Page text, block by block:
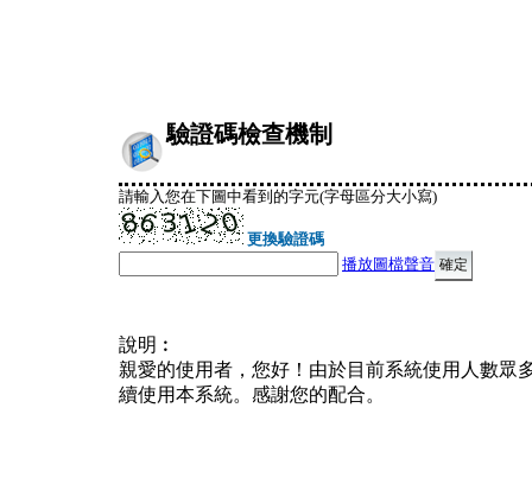
驗證碼檢查機制
請輸入您在下圖中看到的字元(字母區分大小寫)
更換驗證碼
播放圖檔聲音
說明︰
親愛的使用者，您好！由於目前系統使用人數眾
續使用本系統。感謝您的配合。